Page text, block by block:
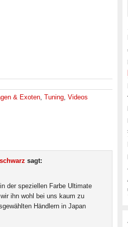
& Exoten, Tuning, Videos
sagt:
der speziellen Farbe Ultimate
ihn wohl bei uns kaum zu
Händlern in Japan